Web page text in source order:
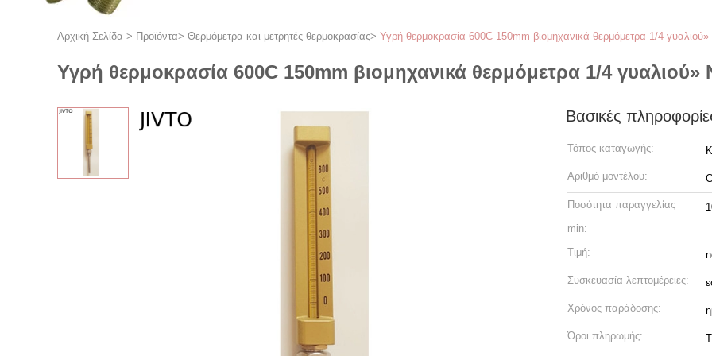
Αρχική Σελίδα > Προϊόντα> Θερμόμετρα και μετρητές θερμοκρασίας> Υγρή θερμοκρασία 600C 150mm βιομηχανικά θερμόμετρα 1/4
Υγρή θερμοκρασία 600C 150mm βιομηχανικά θερμόμετρα 1/4 γυαλιού»
Βασικές
Τόπος καταγωγής:
Αριθμό μοντέλου:
Ποσότητα παραγγελίας
min:
Τιμή:
Συσκευασία λεπτομέρειες:
Χρόνος παράδοσης:
Όροι πληρωμής: